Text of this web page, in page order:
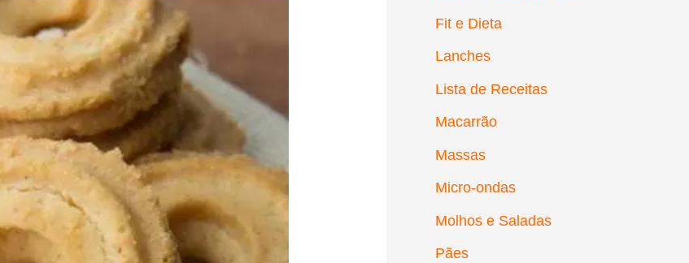
Fit e Dieta
Lanches
Lista de Receitas
Macarrão
Massas
Micro-ondas
Molhos e Saladas
Pães